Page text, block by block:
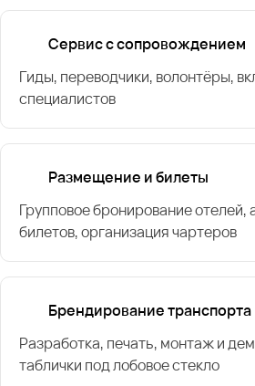
Сервис с сопровождением
Гиды, переводчики, волонтёры,
специалистов
Размещение и билеты
Групповое бронирование
билетов, организация чартеров
Брендирование транспорта
Разработка, печать, монтаж и
таблички под лобовое стекло